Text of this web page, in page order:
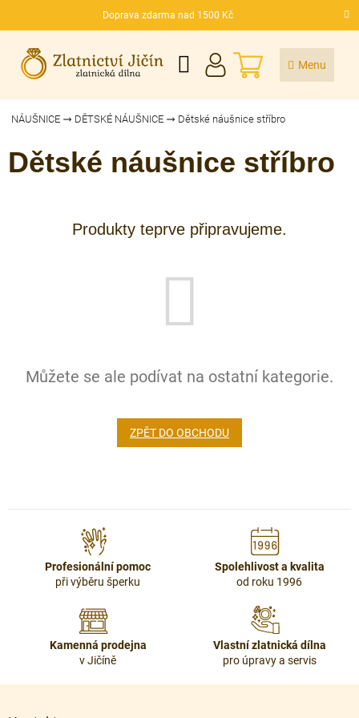
Doprava zdarma nad 1500 Kč
CZK
NÁKUPNÍ
KOŠÍK
NÁUŠNICE DĚTSKÉ NÁUŠNICE Dětské náušnice stříbro
Dětské náušnice stříbro
Produkty teprve připravujeme.
Můžete se ale podívat na ostatní kategorie.
ZPĚT DO OBCHODU
Profesionální pomoc
při výběru šperku
Spolehlivost a kvalita
od roku 1996
Kamenná prodejna
v Jičíně
Vlastní zlatnická dílna
pro úpravy a servis